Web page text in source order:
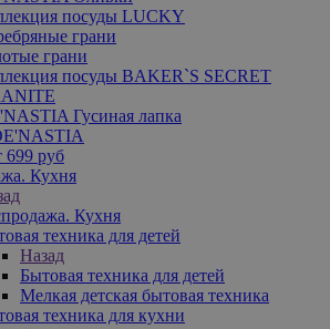
посуды LUCKY
грани
грани
посуды BAKER`S SECRET
Гусиная лапка
699 руб
Кухня
Кухня
техника для детей
Назад
Бытовая техника для детей
Мелкая детская бытовая техника
техника для кухни